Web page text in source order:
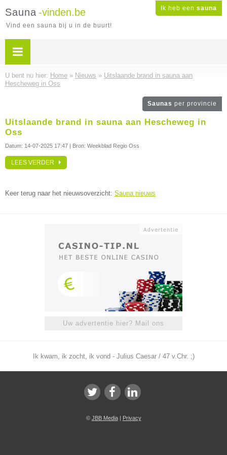
Ik heb een sauna
Sauna -vinden.be
Vind een sauna bij u in de buurt!
U bent nu hier: Home » Nieuws » Uitslaande brand in sauna aan
Hescheweg in Oss
Saunas per provincie
Uitslaande brand in sauna aan Hescheweg in
Oss
Datum: 14-07-2025 17:47 | Bron: Weekblad Regio Oss
LEES VERDER
Keer terug naar het nieuwsoverzicht: Sauna nieuws
Uw advertentie hier? Mail ons
Ik kwam, ik zocht, ik vond - Julius Caesar / 47 v.Chr. ;)
© JBB Media| Privacy